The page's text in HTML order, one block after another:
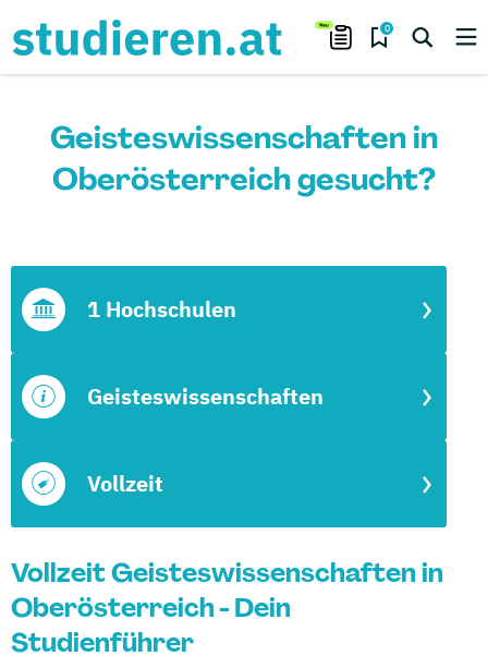
0
Geisteswissenschaften in
Oberösterreich gesucht?
Vollzeit
Geisteswissenschaften
1 Hochschulen
Vollzeit Geisteswissenschaften in
Oberösterreich - Dein
Studienführer